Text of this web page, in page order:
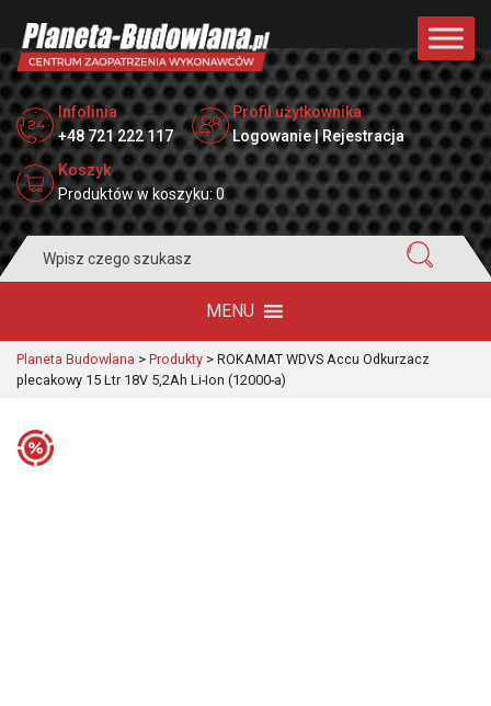
Infolinia
+48 721 222 117
Profil użytkownika
Logowanie | Rejestracja
Koszyk
Produktów w koszyku: 0
for:
MENU
Planeta Budowlana > Produkty > ROKAMAT WDVS Accu Odkurzacz
plecakowy 15 Ltr 18V 5,2Ah Li-Ion (12000-a)